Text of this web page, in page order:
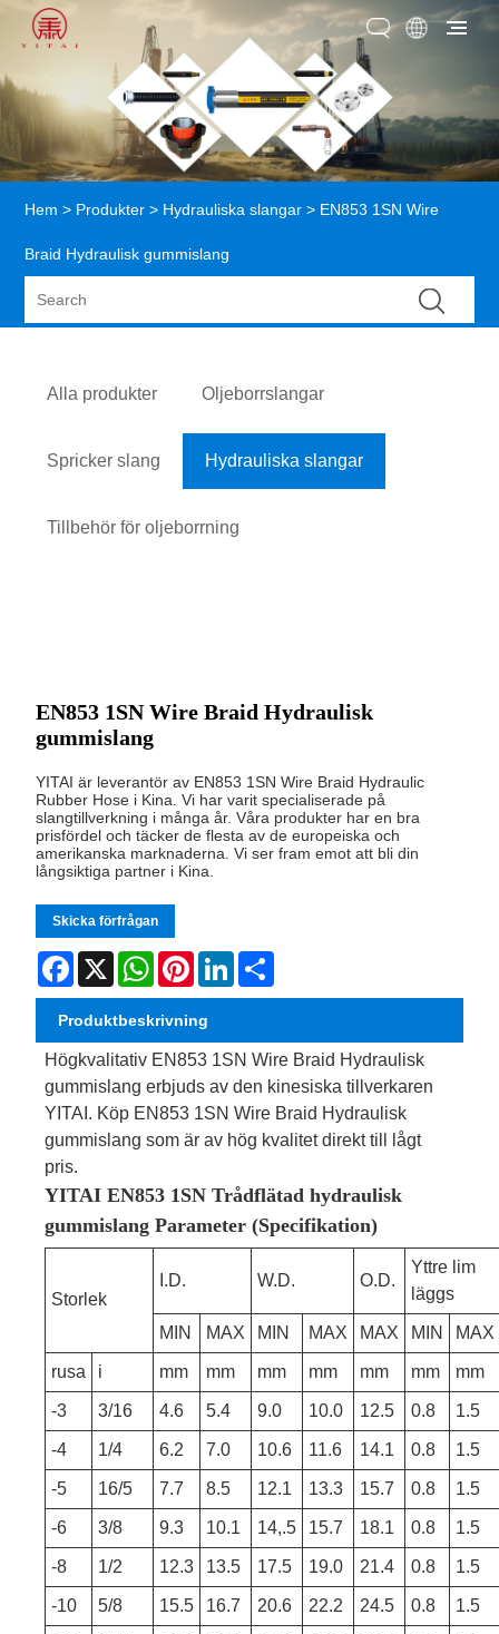
Hem > Produkter > Hydrauliska slangar > EN853 1SN Wire
Braid Hydraulisk gummislang
Alla produkter Oljeborrslangar
Spricker slang Hydrauliska slangar
Tillbehör för oljeborrning
EN853 1SN Wire Braid Hydraulisk
gummislang
YITAI är leverantör av EN853 1SN Wire Braid Hydraulic
Rubber Hose i Kina. Vi har varit specialiserade på
slangtillverkning i många år. Våra produkter har en bra
prisfördel och täcker de flesta av de europeiska och
amerikanska marknaderna. Vi ser fram emot att bli din
långsiktiga partner i Kina.
Skicka förfrågan
Facebook
X WhatsAppPinterestLinkedIn
Produktbeskrivning
Högkvalitativ EN853 1SN Wire Braid Hydraulisk
gummislang erbjuds av den kinesiska tillverkaren
YITAI. Köp EN853 1SN Wire Braid Hydraulisk
gummislang som är av hög kvalitet direkt till lågt
pris.
YITAI EN853 1SN Trådflätad hydraulisk
gummislang Parameter (Specifikation)
Storlek
I.D. W.D. O.D.
Yttre lim
läggs
MIN MAX MIN MAX MAX MIN MAX
rusa i mm mm mm mm mm mm mm
-3 3/16 4.6 5.4 9.0 10.0 12.5 0.8 1.5
-4 1/4 6.2 7.0 10.6 11.6 14.1 0.8 1.5
-5 16/5 7.7 8.5 12.1 13.3 15.7 0.8 1.5
-6 3/8 9.3 10.1 14,.5 15.7 18.1 0.8 1.5
-8 1/2 12.3 13.5 17.5 19.0 21.4 0.8 1.5
-10 5/8 15.5 16.7 20.6 22.2 24.5 0.8 1.5